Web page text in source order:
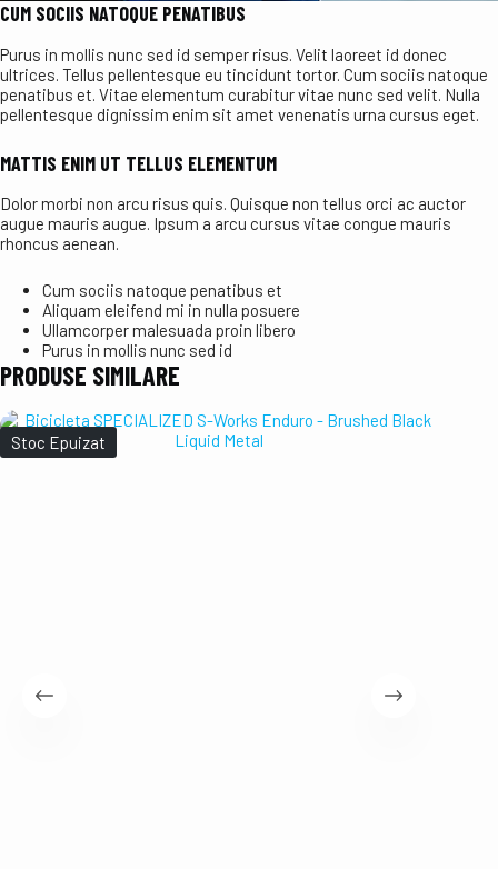
CUM SOCIIS NATOQUE PENATIBUS
Purus in mollis nunc sed id semper risus. Velit laoreet id donec
ultrices. Tellus pellentesque eu tincidunt tortor. Cum sociis natoque
penatibus et. Vitae elementum curabitur vitae nunc sed velit. Nulla
pellentesque dignissim enim sit amet venenatis urna cursus eget.
MATTIS ENIM UT TELLUS ELEMENTUM
Dolor morbi non arcu risus quis. Quisque non tellus orci ac auctor
augue mauris augue. Ipsum a arcu cursus vitae congue mauris
rhoncus aenean.
Cum sociis natoque penatibus et
Aliquam eleifend mi in nulla posuere
Ullamcorper malesuada proin libero
Purus in mollis nunc sed id
PRODUSE SIMILARE
Stoc Epuizat